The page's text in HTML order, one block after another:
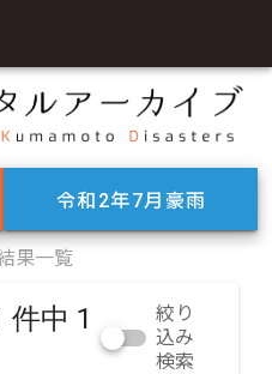
令和2年7月豪雨
果一覧
件中 1
絞り
込み
検索